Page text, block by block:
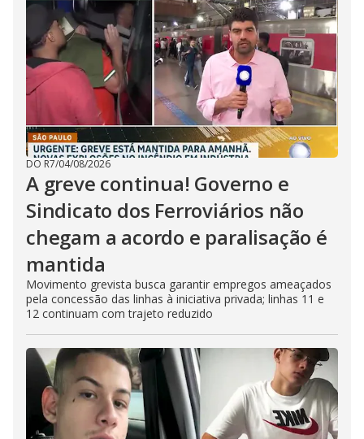
DO R7/04/08/2026
A greve continua! Governo e
Sindicato dos Ferroviários não
chegam a acordo e paralisação é
mantida
Movimento grevista busca garantir empregos ameaçados
pela concessão das linhas à iniciativa privada; linhas 11 e
12 continuam com trajeto reduzido